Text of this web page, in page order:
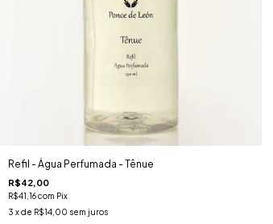
Refil - Água Perfumada - Tênue
R$42,00
R$41,16com Pix
3 x de R$14,00 sem juros